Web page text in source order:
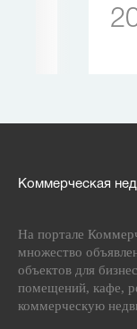
Коммерческая
На портале
множество
объектов для
помещений, кафе,
коммерческую